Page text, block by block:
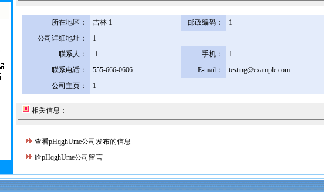
所在地区： 吉林 1 邮政编码：
1
公司详细地址：
1
联系人：
1 手机：
1
联系电话：
555-666-0606 E-mail：
testing@example.com
公司主页：
1
相关信息：
查看pHqghUme公司发布的信息
给pHqghUme公司留言